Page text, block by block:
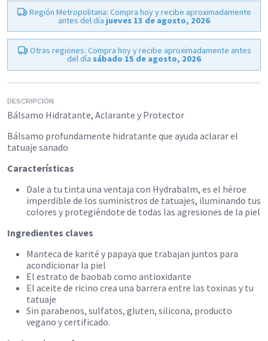
Región Metropolitana: Compra hoy y recibe aproximadamente
antes del día jueves 13 de agosto, 2026
Otras regiones: Compra hoy y recibe aproximadamente antes
del día sábado 15 de agosto, 2026
DESCRIPCIÓN
Bálsamo Hidratante, Aclarante y Protector
Bálsamo profundamente hidratante que ayuda aclarar el
tatuaje sanado
Características
Dale a tu tinta una ventaja con Hydrabalm, es el héroe
imperdible de los suministros de tatuajes, iluminando tus
colores y protegiéndote de todas las agresiones de la piel
Ingredientes claves
Manteca de karité y papaya que trabajan juntos para
acondicionar la piel
El estrato de baobab como antioxidante
El aceite de ricino crea una barrera entre las toxinas y tu
tatuaje
Sin parabenos, sulfatos, gluten, silicona, producto
vegano y certificado.